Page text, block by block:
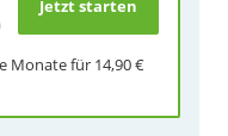
Monate für 14,90 €